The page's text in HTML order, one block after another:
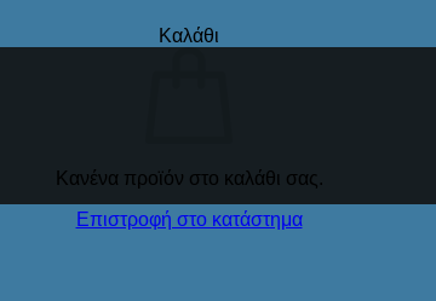
Καλάθι
Κανένα προϊόν στο καλάθι σας.
Επιστροφή στο κατάστημα